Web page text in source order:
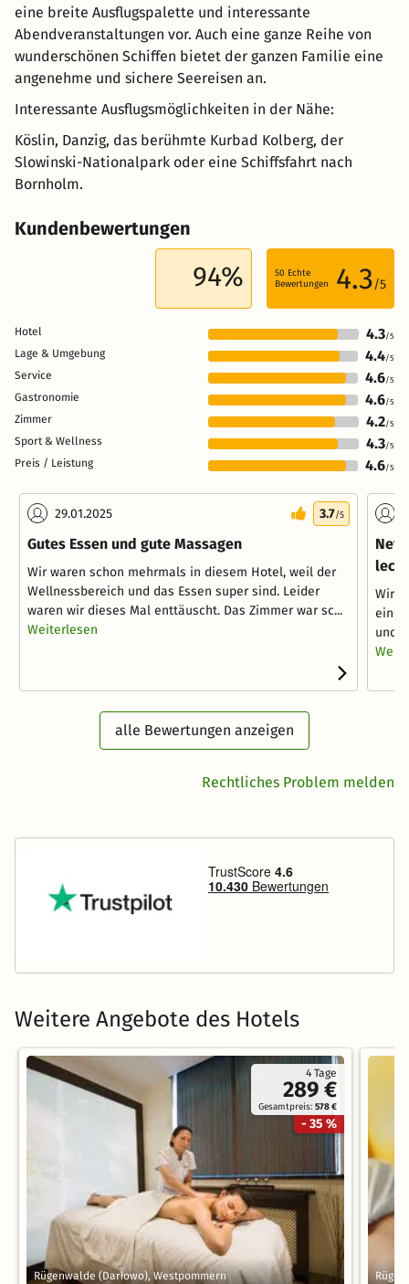
eine breite Ausflugspalette und interessante
Abendveranstaltungen vor. Auch eine ganze Reihe von
wunderschönen Schiffen bietet der ganzen Familie eine
angenehme und sichere Seereisen an.
Interessante Ausflugsmöglichkeiten in der Nähe:
Köslin, Danzig, das berühmte Kurbad Kolberg, der
Slowinski-Nationalpark oder eine Schiffsfahrt nach
Bornholm.
Kundenbewertungen
94% 50 Echte
Bewertungen
4.3/5
Hotel 4.3/5
Lage & Umgebung 4.4/5
Service 4.6/5
Gastronomie 4.6/5
Zimmer 4.2/5
Sport & Wellness 4.3/5
Preis / Leistung 4.6/5
29.01.2025 3.7/5
Gutes Essen und gute Massagen
Wir waren schon mehrmals in diesem Hotel, weil der
Wellnessbereich und das Essen super sind. Leider
waren wir dieses Mal enttäuscht. Das Zimmer war sc...
Weiterlesen
Wir
eine
und
alle Bewertungen anzeigen
Rechtliches Problem melden
Weitere Angebote des Hotels
4 Tage
289 €
Gesamtpreis:578 €
- 35 %
Rügenwalde (Darłowo), Westpommern